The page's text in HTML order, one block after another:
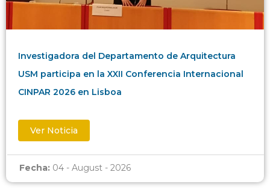
Investigadora del Departamento de Arquitectura
USM participa en la XXII Conferencia Internacional
CINPAR 2026 en Lisboa
Ver Noticia
Fecha: 04 - August - 2026